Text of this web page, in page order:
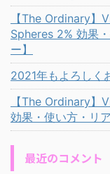
【The Ordinary
Spheres 2% 効果
ー】
2021年もよろしく
【The Ordinary
効果・使い方・リ
最近のコメント